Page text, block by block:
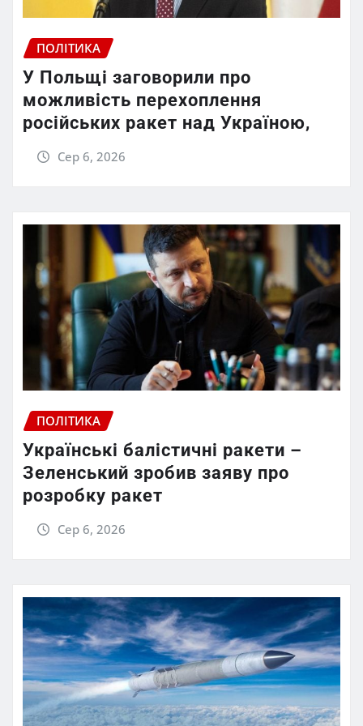
ПОЛІТИКА
У Польщі заговорили про
можливість перехоплення
російських ракет над Україною,
Сер 6, 2026
ПОЛІТИКА
Українські балістичні ракети –
Зеленський зробив заяву про
розробку ракет
Сер 6, 2026